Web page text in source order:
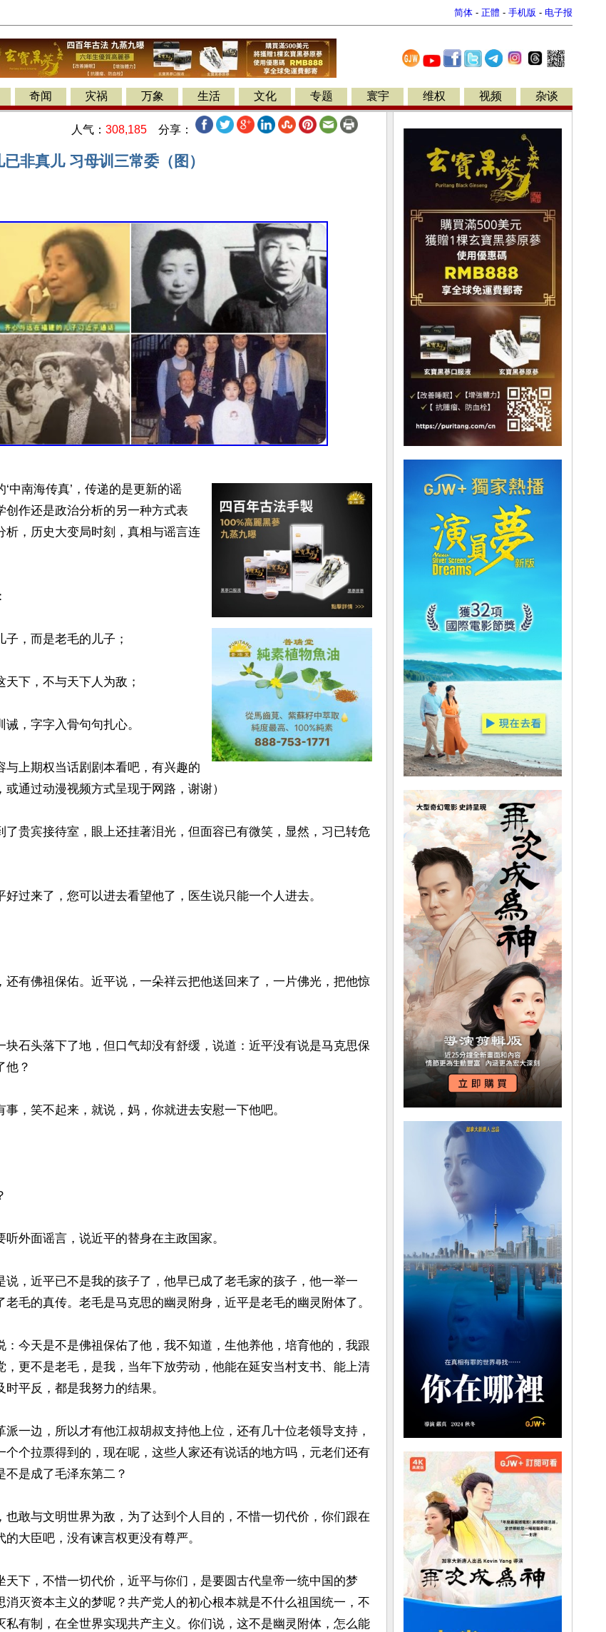
简体 - 正體 - 手机版 - 电子报
奇闻 灾祸 万象 生活 文化 专题 寰宇 维权 视频 杂谈
人气： 308,185 分享：
非真儿 习母训三常委（图）
‘中南海传真’，传递的是更新的谣
创作还是政治分析的另一种方式表
析，历史大变局时刻，真相与谣言连
，而是老毛的儿子；
下，不与天下人为敌；
，字字入骨句句扎心。
与上期权当话剧剧本看吧，有兴趣的
通过动漫视频方式呈现于网路，谢谢）
了贵宾接待室，眼上还挂著泪光，但面容已有微笑，显然，习已转危
过来了，您可以进去看望他了，医生说只能一个人进去。
还有佛祖保佑。近平说，一朵祥云把他送回来了，一片佛光，把他惊
块石头落下了地，但口气却没有舒缓，说道：近平没有说是马克思保
他？
，笑不起来，就说，妈，你就进去安慰一下他吧。
外面谣言，说近平的替身在主政国家。
说，近平已不是我的孩子了，他早已成了老毛家的孩子，他一举一
毛的真传。老毛是马克思的幽灵附身，近平是老毛的幽灵附体了。
：今天是不是佛祖保佑了他，我不知道，生他养他，培育他的，我跟
，更不是老毛，是我，当年下放劳动，他能在延安当村支书、能上清
平反，都是我努力的结果。
派一边，所以才有他江叔胡叔支持他上位，还有几十位老领导支持，
个个拉票得到的，现在呢，这些人家还有说话的地方吗，元老们还有
不是成了毛泽东第二？
也敢与文明世界为敌，为了达到个人目的，不惜一切代价，你们跟在
大臣吧，没有谏言权更没有尊严。
天下，不惜一切代价，近平与你们，是要圆古代皇帝一统中国的梦
消灭资本主义的梦呢？共产党人的初心根本就是不什么祖国统一，不
私有制，在全世界实现共产主义。你们说，这不是幽灵附体，怎么能